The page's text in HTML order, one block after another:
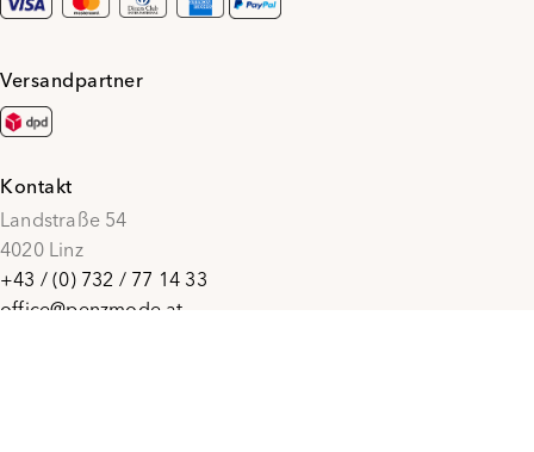
Versandpartner
Kontakt
Landstraße 54
4020 Linz
+43 / (0) 732 / 77 14 33
office@penzmode.at